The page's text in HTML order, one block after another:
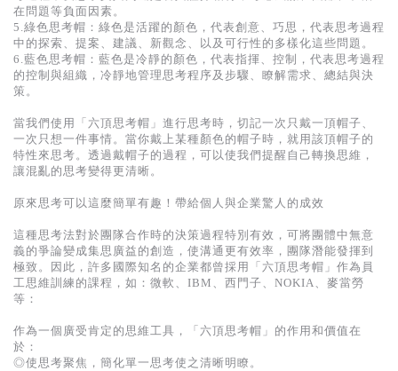
在問題等負面因素。
5.綠色思考帽：綠色是活躍的顏色，代表創意、巧思，代表思考過程
中的探索、提案、建議、新觀念、以及可行性的多樣化這些問題。
6.藍色思考帽：藍色是冷靜的顏色，代表指揮、控制，代表思考過程
的控制與組織，冷靜地管理思考程序及步驟、瞭解需求、總結與決
策。
當我們使用「六頂思考帽」進行思考時，切記一次只戴一頂帽子、
一次只想一件事情。當你戴上某種顏色的帽子時，就用該頂帽子的
特性來思考。透過戴帽子的過程，可以使我們提醒自己轉換思維，
讓混亂的思考變得更清晰。
原來思考可以這麼簡單有趣！帶給個人與企業驚人的成效
這種思考法對於團隊合作時的決策過程特別有效，可將團體中無意
義的爭論變成集思廣益的創造，使溝通更有效率，團隊潛能發揮到
極致。因此，許多國際知名的企業都曾採用「六頂思考帽」作為員
工思維訓練的課程，如：微軟、IBM、西門子、NOKIA、麥當勞
等：
作為一個廣受肯定的思維工具，「六頂思考帽」的作用和價值在
於：
◎使思考聚焦，簡化單一思考使之清晰明瞭。